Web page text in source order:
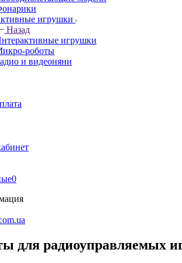
игрушки
Назад
игрушки
роботы
и видеоняни
0
для радиоуправляемых